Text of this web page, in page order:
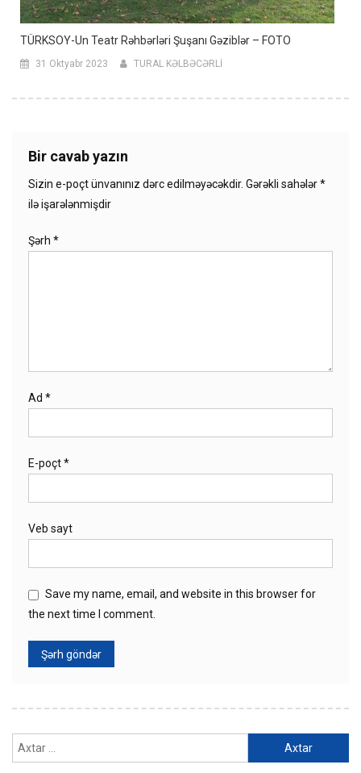
TÜRKSOY-Un Teatr Rəhbərləri Şuşanı Gəziblər – FOTO
31 Oktyabr 2023 TURAL KƏLBƏCƏRLİ
Bir cavab yazın
Sizin e-poçt ünvanınız dərc edilməyəcəkdir. Gərəkli sahələr*
ilə işarələnmişdir
Şərh *
Ad *
E-poçt*
Veb sayt
Save my name, email, and website in this browser for
the next time I comment.